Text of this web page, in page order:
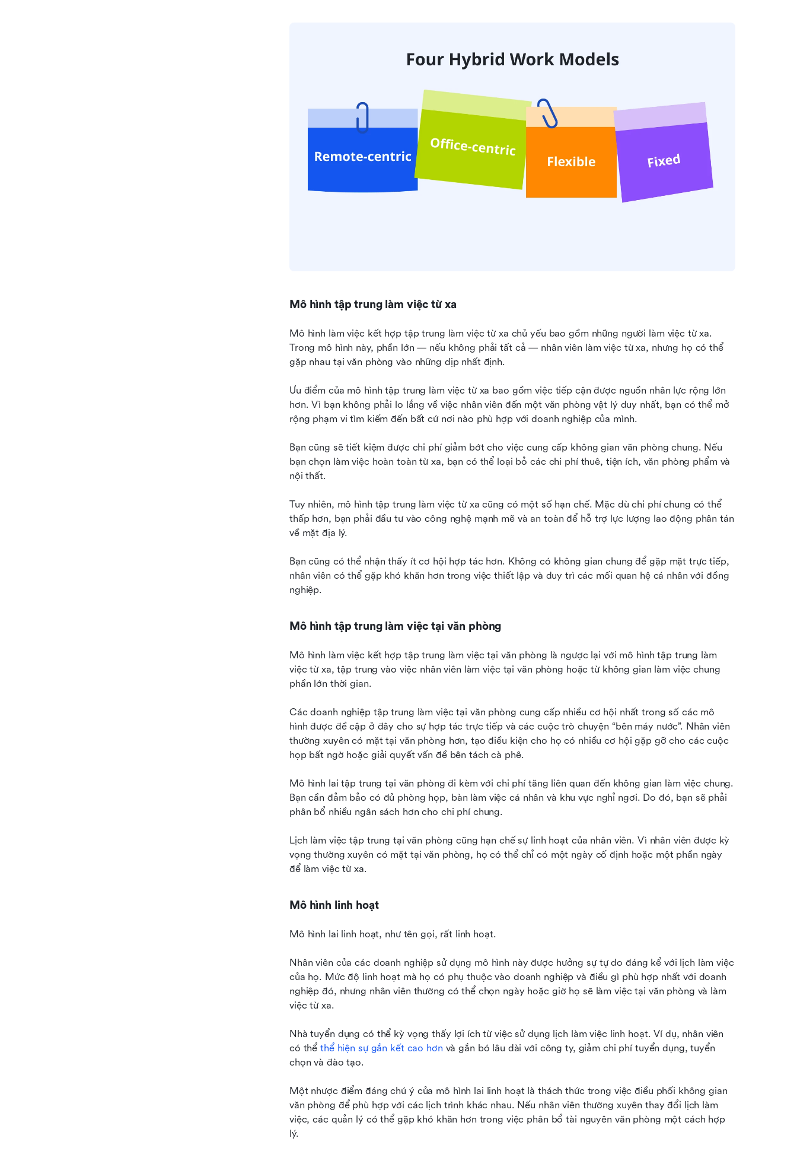
Mô hình tập trung làm việc từ xa
Mô hình làm việc kết hợp tập trung làm việc từ xa chủ yếu bao gồm những người làm việc từ xa.
Trong mô hình này, phần lớn — nếu không phải tất cả — nhân viên làm việc từ xa, nhưng họ có thể
gặp nhau tại văn phòng vào những dịp nhất định.
Ưu điểm của mô hình tập trung làm việc từ xa bao gồm việc tiếp cận được nguồn nhân lực rộng lớn
hơn. Vì bạn không phải lo lắng về việc nhân viên đến một văn phòng vật lý duy nhất, bạn có thể mở
rộng phạm vi tìm kiếm đến bất cứ nơi nào phù hợp với doanh nghiệp của mình.
Bạn cũng sẽ tiết kiệm được chi phí giảm bớt cho việc cung cấp không gian văn phòng chung. Nếu
bạn chọn làm việc hoàn toàn từ xa, bạn có thể loại bỏ các chi phí thuê, tiện ích, văn phòng phẩm và
nội thất.
Tuy nhiên, mô hình tập trung làm việc từ xa cũng có một số hạn chế. Mặc dù chi phí chung có thể
thấp hơn, bạn phải đầu tư vào công nghệ mạnh mẽ và an toàn để hỗ trợ lực lượng lao động phân tán
về mặt địa lý.
Bạn cũng có thể nhận thấy ít cơ hội hợp tác hơn. Không có không gian chung để gặp mặt trực tiếp,
nhân viên có thể gặp khó khăn hơn trong việc thiết lập và duy trì các mối quan hệ cá nhân với đồng
nghiệp.
Mô hình tập trung làm việc tại văn phòng
Mô hình làm việc kết hợp tập trung làm việc tại văn phòng là ngược lại với mô hình tập trung làm
việc từ xa, tập trung vào việc nhân viên làm việc tại văn phòng hoặc từ không gian làm việc chung
phần lớn thời gian.
Các doanh nghiệp tập trung làm việc tại văn phòng cung cấp nhiều cơ hội nhất trong số các mô
hình được đề cập ở đây cho sự hợp tác trực tiếp và các cuộc trò chuyện “bên máy nước”. Nhân viên
thường xuyên có mặt tại văn phòng hơn, tạo điều kiện cho họ có nhiều cơ hội gặp gỡ cho các cuộc
họp bất ngờ hoặc giải quyết vấn đề bên tách cà phê.
Mô hình lai tập trung tại văn phòng đi kèm với chi phí tăng liên quan đến không gian làm việc chung.
Bạn cần đảm bảo có đủ phòng họp, bàn làm việc cá nhân và khu vực nghỉ ngơi. Do đó, bạn sẽ phải
phân bổ nhiều ngân sách hơn cho chi phí chung.
Lịch làm việc tập trung tại văn phòng cũng hạn chế sự linh hoạt của nhân viên. Vì nhân viên được kỳ
vọng thường xuyên có mặt tại văn phòng, họ có thể chỉ có một ngày cố định hoặc một phần ngày
để làm việc từ xa.
Mô hình linh hoạt
Mô hình lai linh hoạt, như tên gọi, rất linh hoạt.
Nhân viên của các doanh nghiệp sử dụng mô hình này được hưởng sự tự do đáng kể với lịch làm việc
của họ. Mức độ linh hoạt mà họ có phụ thuộc vào doanh nghiệp và điều gì phù hợp nhất với doanh
nghiệp đó, nhưng nhân viên thường có thể chọn ngày hoặc giờ họ sẽ làm việc tại văn phòng và làm
việc từ xa.
Nhà tuyển dụng có thể kỳ vọng thấy lợi ích từ việc sử dụng lịch làm việc linh hoạt. Ví dụ, nhân viên
có thể thể hiện sự gắn kết cao hơn và gắn bó lâu dài với công ty, giảm chi phí tuyển dụng, tuyển
chọn và đào tạo.
Một nhược điểm đáng chú ý của mô hình lai linh hoạt là thách thức trong việc điều phối không gian
văn phòng để phù hợp với các lịch trình khác nhau. Nếu nhân viên thường xuyên thay đổi lịch làm
việc, các quản lý có thể gặp khó khăn hơn trong việc phân bổ tài nguyên văn phòng một cách hợp
lý.